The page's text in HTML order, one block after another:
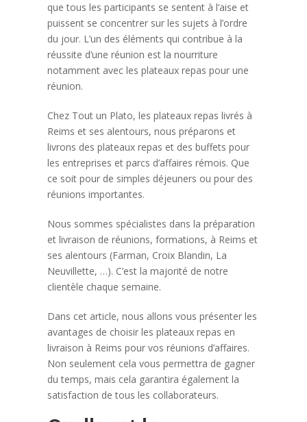
que tous les participants se sentent à l’aise et
puissent se concentrer sur les sujets à l’ordre
du jour. L’un des éléments qui contribue à la
réussite d’une réunion est la nourriture
notamment avec les plateaux repas pour une
réunion.
Chez Tout un Plato, les plateaux repas livrés à
Reims et ses alentours, nous préparons et
livrons des plateaux repas et des buffets pour
les entreprises et parcs d’affaires rémois. Que
ce soit pour de simples déjeuners ou pour des
réunions importantes.
Nous sommes spécialistes dans la préparation
et livraison de réunions, formations, à Reims et
ses alentours (Farman, Croix Blandin, La
Neuvillette, …). C’est la majorité de notre
clientèle chaque semaine.
Dans cet article, nous allons vous présenter les
avantages de choisir les plateaux repas en
livraison à Reims pour vos réunions d’affaires.
Non seulement cela vous permettra de gagner
du temps, mais cela garantira également la
satisfaction de tous les collaborateurs.